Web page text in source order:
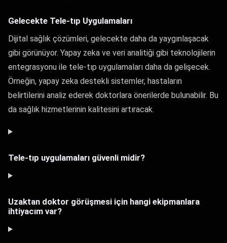
Gelecekte Tele-tıp Uygulamaları
Dijital sağlık çözümleri, gelecekte daha da yaygınlaşacak
gibi görünüyor. Yapay zeka ve veri analitiği gibi teknolojilerin
entegrasyonu ile tele-tıp uygulamaları daha da gelişecek.
Örneğin, yapay zeka destekli sistemler, hastaların
belirtilerini analiz ederek doktorlara önerilerde bulunabilir. Bu
da sağlık hizmetlerinin kalitesini artıracak.
Tele-tıp uygulamaları güvenli midir?
Uzaktan doktor görüşmesi için hangi ekipmanlara
ihtiyacım var?